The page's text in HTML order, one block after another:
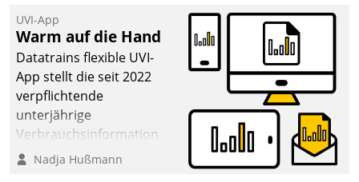
UVI-App
Warm auf die Hand
Datatrains flexible UVI-
App stellt die seit 2022
verpflichtende
unterjährige
Verbrauchsinformation
schnell, zuverlässig und
Nadja Hußmann